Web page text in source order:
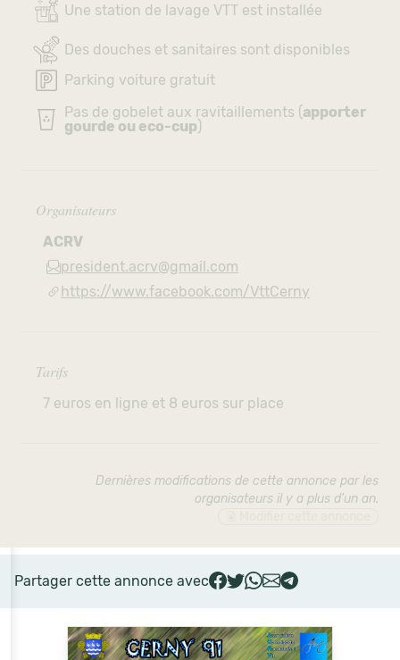
Une station de lavage VTT est installée
Des douches et sanitaires sont disponibles
Parking voiture gratuit
Pas de gobelet aux ravitaillements (apporter
gourde ou eco-cup)
Organisateurs
ACRV
president.acrv@gmail.com
https://www.facebook.com/VttCerny
Tarifs
7 euros en ligne et 8 euros sur place
Dernières modifications de cette annonce par les
organisateurs il y a plus d'un an.
Partager cette annonce avec